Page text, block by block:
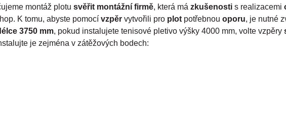
montáž plotu svěřit montážní firmě, která má zkušenosti s realizacemi
K tomu, abyste pomocí vzpěr vytvořili pro plot potřebnou oporu, je nutné
3750 mm, pokud instalujete tenisové pletivo výšky 4000 mm, volte vzpěry
je zejména v zátěžových bodech: